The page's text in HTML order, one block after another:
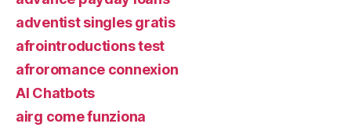
adventist singles gratis
afrointroductions test
afroromance connexion
AI Chatbots
airg come funziona